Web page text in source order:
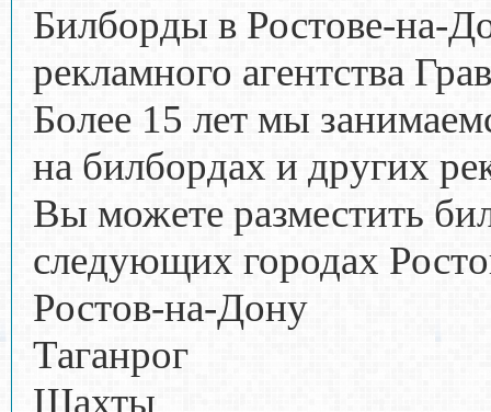
Билборды в Ростове-на-
рекламного агентства
Более 15 лет мы
на билбордах и других
Вы можете разместить
следующих городах
Ростов-на-Дону
Таганрог
Шахты